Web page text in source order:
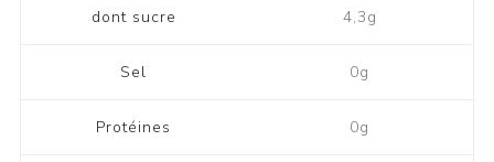
dont sucre 4,3g
Sel 0g
Protéines 0g